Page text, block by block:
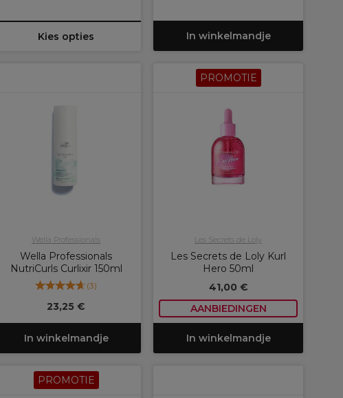
Kies opties In winkelmandje
Wella Professionals
Wella Professionals
NutriCurls Curlixir 150ml
(3)
23,25 €
In winkelmandje
PROMOTIE
Les Secrets de Loly
Les Secrets de Loly Kurl
Hero 50ml
41,00 €
AANBIEDINGEN
In winkelmandje
PROMOTIE